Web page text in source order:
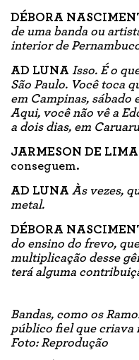
DÉBORA
de uma banda ou
interior de
AD LUNA Isso. É o
São Paulo. Você toca
em Campinas, sábado
Aqui, você não vê a
a dois dias, em
JARMESON DE LIMA
conseguem.
AD LUNA Às vezes,
metal.
DÉBORA
do ensino do frevo,
multiplicação desse
terá alguma
Bandas, como os
público fiel que criava
Foto: Reprodução